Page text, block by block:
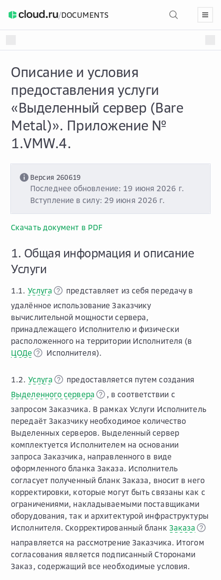
/DOCUMENTS
Описание и условия
предоставления услуги
«Выделенный сервер (Bare
Metal)». Приложение №
1.VMW.4.
Версия 260619
Последнее обновление: 19 июня 2026 г.
Вступление в силу: 29 июня 2026 г.
Скачать документ в PDF
1. Общая информация и описание
Услуги
1.1. Услуга
представляет из себя передачу в
удалённое использование Заказчику
вычислительной мощности сервера,
принадлежащего Исполнителю и физически
расположенного на территории Исполнителя (в
ЦОДе
Исполнителя).
1.2. Услуга
предоставляется путем создания
Выделенного сервера
, в соответствии с
запросом Заказчика. В рамках Услуги Исполнитель
передаёт Заказчику необходимое количество
Выделенных серверов. Выделенный сервер
комплектуется Исполнителем на основании
запроса Заказчика, направленного в виде
оформленного бланка Заказа. Исполнитель
согласует полученный бланк Заказа, вносит в него
корректировки, которые могут быть связаны как с
ограничениями, накладываемыми поставщиками
оборудования, так и архитектурой инфраструктуры
Исполнителя. Скорректированный бланк Заказа
направляется на рассмотрение Заказчика. Итогом
согласования является подписанный Сторонами
Заказ, содержащий все необходимые условия.